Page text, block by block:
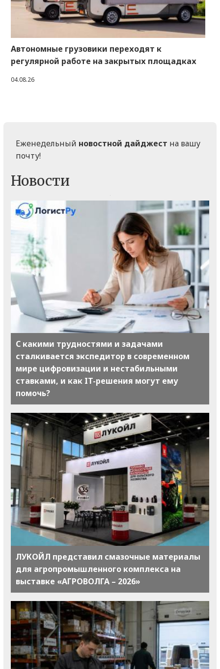
Автономные грузовики переходят к
регулярной работе на закрытых площадках
04.08.26
Еженедельный новостной дайджест на вашу
почту!
Новости
С какими трудностями и задачами
сталкивается экспедитор в современном
мире цифровизации и нестабильными
ставками, и как IT-решения могут ему
помочь?
ЛУКОЙЛ представил смазочные материалы
для агропромышленного комплекса на
выставке «АГРОВОЛГА – 2026»